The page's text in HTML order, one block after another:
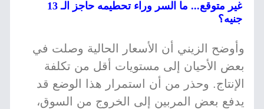
غير متوقع... ما السر وراء تحطيمه حاجز الـ 13
جنيه؟
وأوضح الزيني أن الأسعار الحالية وصلت في
بعض الأحيان إلى مستويات أقل من تكلفة
الإنتاج. وحذر من أن استمرار هذا الوضع قد
يدفع بعض المربين إلى الخروج من السوق،